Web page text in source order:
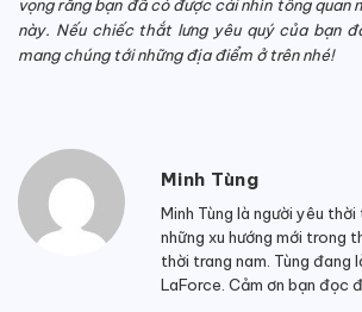
vọng rằng bạn đã có được cái nhìn tổng quan
này. Nếu chiếc thắt lưng yêu quý của bạn
mang chúng tới những địa điểm ở trên nhé!
Minh Tùng
Minh Tùng là người yêu
những xu hướng mới trong
thời trang nam. Tùng đang
LaForce. Cảm ơn bạn đọc